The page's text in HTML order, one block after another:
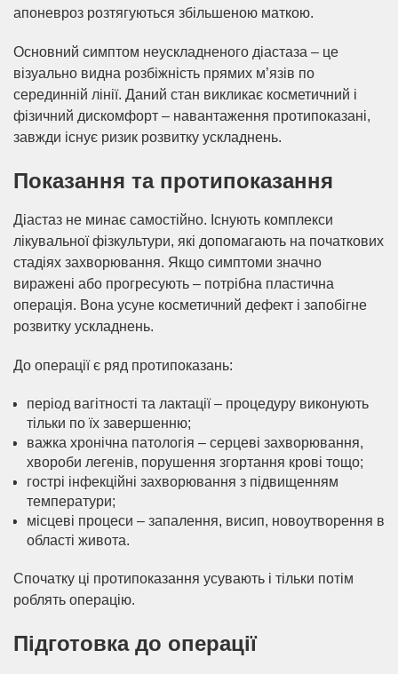
апоневроз розтягуються збільшеною маткою.
Основний симптом неускладненого діастаза – це
візуально видна розбіжність прямих м’язів по
серединній лінії. Даний стан викликає косметичний і
фізичний дискомфорт – навантаження протипоказані,
завжди існує ризик розвитку ускладнень.
Показання та протипоказання
Діастаз не минає самостійно. Існують комплекси
лікувальної фізкультури, які допомагають на початкових
стадіях захворювання. Якщо симптоми значно
виражені або прогресують – потрібна пластична
операція. Вона усуне косметичний дефект і запобігне
розвитку ускладнень.
До операції є ряд протипоказань:
період вагітності та лактації – процедуру виконують
тільки по їх завершенню;
важка хронічна патологія – серцеві захворювання,
хвороби легенів, порушення згортання крові тощо;
гострі інфекційні захворювання з підвищенням
температури;
місцеві процеси – запалення, висип, новоутворення в
області живота.
Спочатку ці протипоказання усувають і тільки потім
роблять операцію.
Підготовка до операції